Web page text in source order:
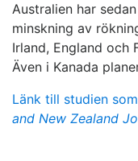
Australien har
minskning av
Irland, England och
Även i Kanada
Länk till studien
and New Zealand